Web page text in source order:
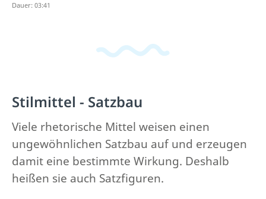
Dauer: 03:41
Stilmittel - Satzbau
Viele rhetorische Mittel weisen einen
ungewöhnlichen Satzbau auf und erzeugen
damit eine bestimmte Wirkung. Deshalb
heißen sie auch Satzfiguren.